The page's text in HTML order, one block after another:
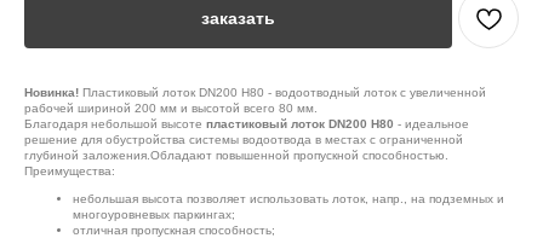
заказать
Новинка! Пластиковый лоток DN200 H80 - водоотводный лоток с увеличенной
рабочей шириной 200 мм и высотой всего 80 мм.
Благодаря небольшой высоте пластиковый лоток DN200 H80 - идеальное
решение для обустройства системы водоотвода в местах с ограниченной
глубиной заложения.Обладают повышенной пропускной способностью.
Преимущества:
небольшая высота позволяет использовать лоток, напр., на подземных и
многоуровневых паркингах;
отличная пропускная способность;